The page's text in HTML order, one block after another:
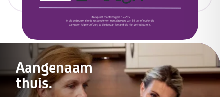
Aangenaam
thuis.